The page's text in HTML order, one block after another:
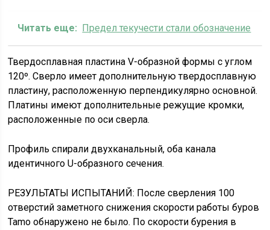
Читать еще: Предел текучести стали обозначение
Твердосплавная пластина V-образной формы с углом
120º. Сверло имеет дополнительную твердосплавную
пластину, расположенную перпендикулярно основной.
Платины имеют дополнительные режущие кромки,
расположенные по оси сверла.
Профиль спирали двухканальный, оба канала
идентичного U-образного сечения.
РЕЗУЛЬТАТЫ ИСПЫТАНИЙ: После сверления 100
отверстий заметного снижения скорости работы буров
Tamo обнаружено не было. По скорости бурения в